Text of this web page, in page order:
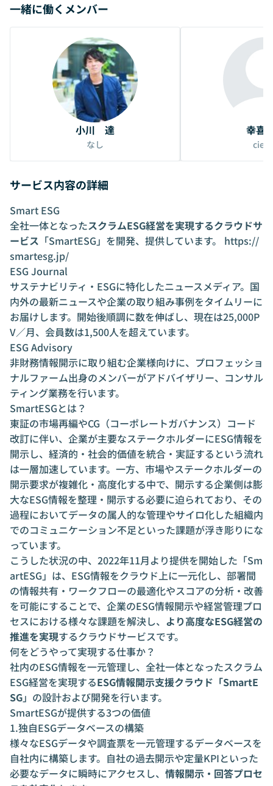
一緒に働くメンバー
小川 達
なし
幸喜
サービス内容の詳細
Smart ESG
全社一体となったスクラムESG経営を実現するクラウドサ
ービス 「SmartESG」を開発、提供しています。 https://
smartesg.jp/
ESG Journal
サステナビリティ・ESGに特化したニュースメディア。国
内外の最新ニュースや企業の取り組み事例をタイムリーに
お届けします。開始後順調に数を伸ばし、現在は25,000P
V／月、会員数は1,500人を超えています。
ESG Advisory
非財務情報開示に取り組む企業様向けに、プロフェッショ
ナルファーム出身のメンバーがアドバイザリー、コンサル
ティング業務を行います。
SmartESGとは？
東証の市場再編やCG（コーポレートガバナンス）コード
改訂に伴い、企業が主要なステークホルダーにESG情報を
開示し、経済的・社会的価値を統合・実証するという流れ
は一層加速しています。一方、市場やステークホルダーの
開示要求が複雑化・高度化する中で、開示する企業側は膨
大なESG情報を整理・開示する必要に迫られており、その
過程においてデータの属人的な管理やサイロ化した組織内
でのコミュニケーション不足といった課題が浮き彫りにな
っています。
こうした状況の中、2022年11月より提供を開始した「Sm
artESG」は、ESG情報をクラウド上に一元化し、部署間
の情報共有・ワークフローの最適化やスコアの分析・改善
を可能にすることで、企業のESG情報開示や経営管理プロ
セスにおける様々な課題を解決し、 より高度なESG経営の
推進を実現するクラウドサービスです。
何をどうやって実現する仕事か？
社内のESG情報を一元管理し、全社一体となったスクラム
ESG経営を実現するESG情報開示支援クラウド「SmartE
SG」の設計および開発を行います。
SmartESGが提供する3つの価値
1.独自ESGデータベースの構築
様々なESGデータや調査票を一元管理するデータベースを
自社内に構築します。自社の過去開示や定量KPIといった
必要なデータに瞬時にアクセスし、 情報開示・回答プロセ